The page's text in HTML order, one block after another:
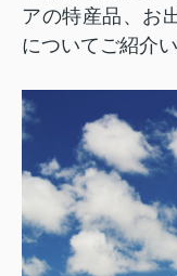
アの特産品、お
についてご紹介